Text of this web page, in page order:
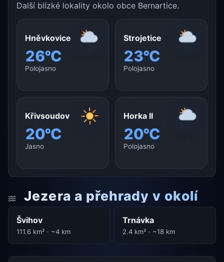
Další blízké lokality okolo obce Bernartice.
Hněvkovice
26°C
Polojasno
Strojetice
23°C
Polojasno
Křivsoudov
20°C
Jasno
Horka II
20°C
Polojasno
Jezera a přehrady v okolí
Švihov
111.6 km² · ~4 km
Trnávka
2.4 km² · ~18 km